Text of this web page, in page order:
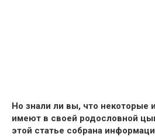
Но знали ли вы, что некоторые
имеют в своей родословной
этой статье собрана